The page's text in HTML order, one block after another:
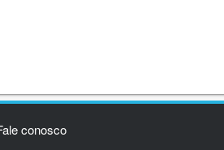
conosco